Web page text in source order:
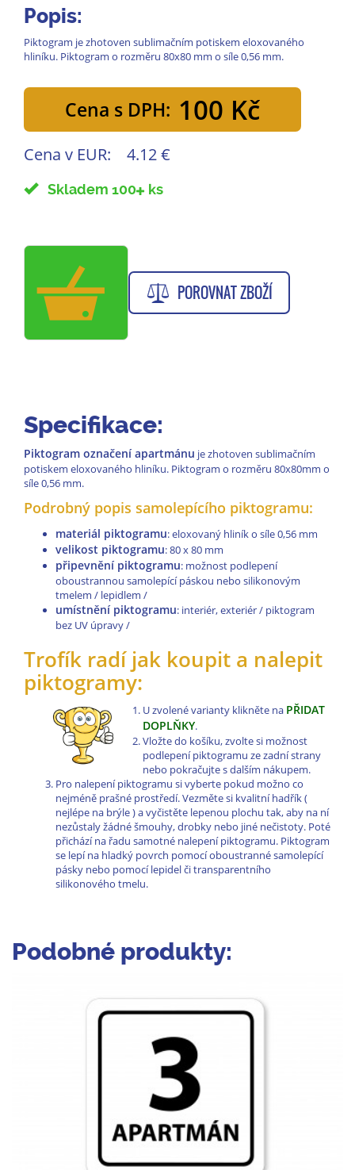
Popis:
Piktogram je zhotoven sublimačním potiskem eloxovaného
hliníku. Piktogram o rozměru 80x80 mm o síle 0,56 mm.
Cena s DPH: 100 Kč
Cena v EUR: 4.12 €
Skladem 100 ks
POROVNAT ZBOŽÍ
Specifikace:
Piktogram označení apartmánu je zhotoven sublimačním
potiskem eloxovaného hliníku. Piktogram o rozměru 80x80mm o
síle 0,56 mm.
Podrobný popis samolepícího piktogramu:
materiál piktogramu: eloxovaný hliník o síle 0,56 mm
velikost piktogramu: 80 x 80 mm
připevnění piktogramu: možnost podlepení
oboustrannou samolepící páskou nebo silikonovým
tmelem / lepidlem /
umístnění piktogramu: interiér, exteriér / piktogram
bez UV úpravy /
Trofík radí jak koupit a nalepit
piktogramy:
U zvolené varianty klikněte na PŘIDAT
DOPLŇKY.
Vložte do košíku, zvolte si možnost
podlepení piktogramu ze zadní strany
nebo pokračujte s dalším nákupem.
Pro nalepení piktogramu si vyberte pokud možno co
nejméně prašné prostředí. Vezměte si kvalitní hadřík (
nejlépe na brýle ) a vyčistěte lepenou plochu tak, aby na ní
nezůstaly žádné šmouhy, drobky nebo jiné nečistoty. Poté
přichází na řadu samotné nalepení piktogramu. Piktogram
se lepí na hladký povrch pomocí oboustranné samolepící
pásky nebo pomocí lepidel či transparentního
silikonového tmelu.
Podobné produkty: